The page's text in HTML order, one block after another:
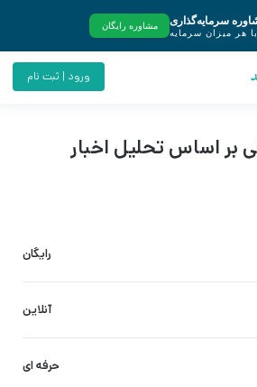
ورود | ثبت نام
بر اساس تحلیل اخبار
رایگان
آنلاین
حرفه ای